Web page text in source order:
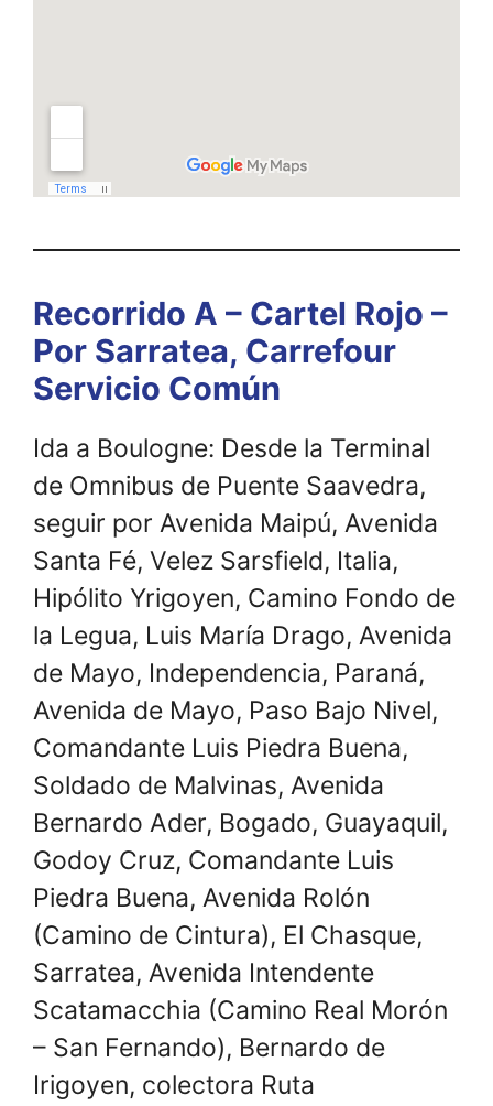
Recorrido A – Cartel Rojo –
Por Sarratea, Carrefour
Servicio Común
Ida a Boulogne: Desde la Terminal
de Omnibus de Puente Saavedra,
seguir por Avenida Maipú, Avenida
Santa Fé, Velez Sarsfield, Italia,
Hipólito Yrigoyen, Camino Fondo de
la Legua, Luis María Drago, Avenida
de Mayo, Independencia, Paraná,
Avenida de Mayo, Paso Bajo Nivel,
Comandante Luis Piedra Buena,
Soldado de Malvinas, Avenida
Bernardo Ader, Bogado, Guayaquil,
Godoy Cruz, Comandante Luis
Piedra Buena, Avenida Rolón
(Camino de Cintura), El Chasque,
Sarratea, Avenida Intendente
Scatamacchia (Camino Real Morón
– San Fernando), Bernardo de
Irigoyen, colectora Ruta